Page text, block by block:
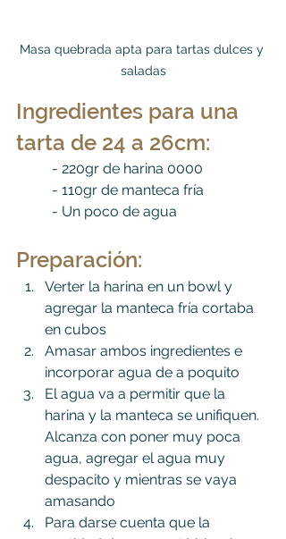
Masa quebrada apta para tartas dulces y
saladas
Ingredientes para una
tarta de 24 a 26cm:
	- 220gr de harina 0000
	- 110gr de manteca fría
	- Un poco de agua
Preparación:
Verter la harina en un bowl y
agregar la manteca fría cortaba
en cubos
Amasar ambos ingredientes e
incorporar agua de a poquito
El agua va a permitir que la
harina y la manteca se unifiquen.
Alcanza con poner muy poca
agua, agregar el agua muy
despacito y mientras se vaya
amasando
Para darse cuenta que la